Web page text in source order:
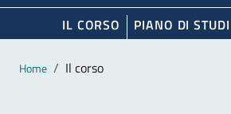
IL CORSO PIANO DI STUDI
Contenuto
Breadcrumb
Home Il corso